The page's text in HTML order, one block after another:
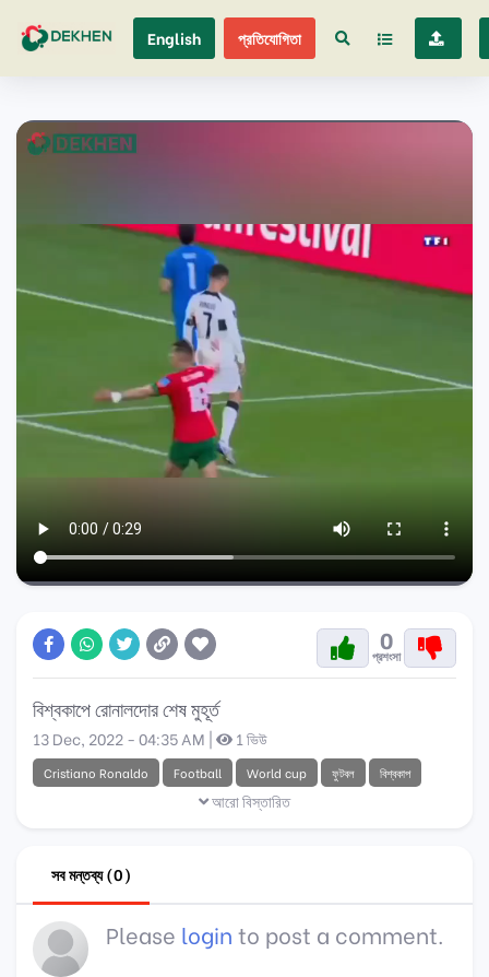
English প্রতিযোগিতা
0
প্রশংসা
বিশ্বকাপে রোনালদোর শেষ মুহূর্ত
13 Dec, 2022 - 04:35 AM | 1 ভিউ
Cristiano Ronaldo Football World cup ফুটবল বিশ্বকাপ
আরো বিস্তারিত
সব মন্তব্য (0)
Please login to post a comment.